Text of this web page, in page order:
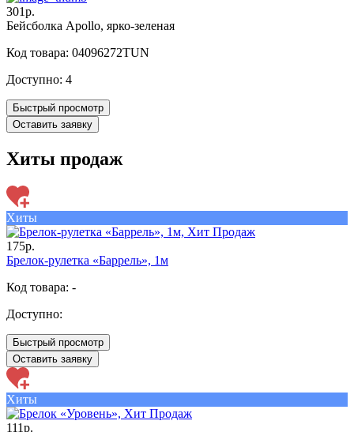
301р.
Бейсболка Apollo, ярко-зеленая
Код товара: 04096272TUN
Доступно: 4
Быстрый просмотр
Оставить заявку
Хиты продаж
Хиты
175р.
Брелок-рулетка «Баррель», 1м
Код товара: -
Доступно:
Быстрый просмотр
Оставить заявку
Хиты
111р.